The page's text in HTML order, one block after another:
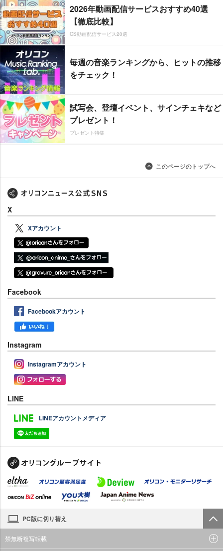
2026年動画配信サービスおすすめ40選
【徹底比較】
CS動画配信サービス20選
毎週の音楽ランキングから、ヒットの推移
をチェック！
試写会、登壇イベント、サインチェキなど
プレゼント！
プレゼント特集
このページのトップへ
X
Xアカウント
Facebook
Facebookアカウント
Instagram
Instagramアカウント
LINE
LINEアカウントメディア
PC版に切り替え
禁無断複写転載